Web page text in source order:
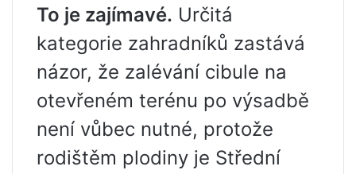
To je zajímavé. Určitá
kategorie zahradníků zastává
názor, že zalévání cibule na
otevřeném terénu po výsadbě
není vůbec nutné, protože
rodištěm plodiny je Střední